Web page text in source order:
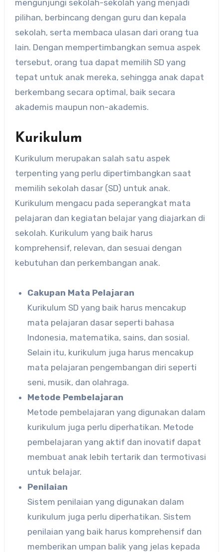
mengunjungi sekolah-sekolah yang menjadi
pilihan, berbincang dengan guru dan kepala
sekolah, serta membaca ulasan dari orang tua
lain. Dengan mempertimbangkan semua aspek
tersebut, orang tua dapat memilih SD yang
tepat untuk anak mereka, sehingga anak dapat
berkembang secara optimal, baik secara
akademis maupun non-akademis.
Kurikulum
Kurikulum merupakan salah satu aspek
terpenting yang perlu dipertimbangkan saat
memilih sekolah dasar (SD) untuk anak.
Kurikulum mengacu pada seperangkat mata
pelajaran dan kegiatan belajar yang diajarkan di
sekolah. Kurikulum yang baik harus
komprehensif, relevan, dan sesuai dengan
kebutuhan dan perkembangan anak.
Cakupan Mata Pelajaran
Kurikulum SD yang baik harus mencakup
mata pelajaran dasar seperti bahasa
Indonesia, matematika, sains, dan sosial.
Selain itu, kurikulum juga harus mencakup
mata pelajaran pengembangan diri seperti
seni, musik, dan olahraga.
Metode Pembelajaran
Metode pembelajaran yang digunakan dalam
kurikulum juga perlu diperhatikan. Metode
pembelajaran yang aktif dan inovatif dapat
membuat anak lebih tertarik dan termotivasi
untuk belajar.
Penilaian
Sistem penilaian yang digunakan dalam
kurikulum juga perlu diperhatikan. Sistem
penilaian yang baik harus komprehensif dan
memberikan umpan balik yang jelas kepada